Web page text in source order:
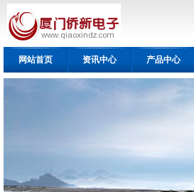
网站首页 资讯中心 产品中心